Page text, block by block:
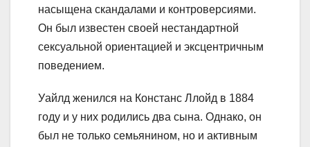
насыщена скандалами и контроверсиями.
Он был известен своей нестандартной
сексуальной ориентацией и эксцентричным
поведением.
Уайлд женился на Констанс Ллойд в 1884
году и у них родились два сына. Однако, он
был не только семьянином, но и активным